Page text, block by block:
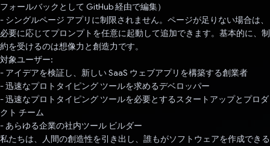
フォールバックとして GitHub 経由で編集）
- シングルページ アプリに制限されません。ページが足りない場合は、
必要に応じてプロンプトを任意に起動して追加できます。基本的に、制
約を受けるのは想像力と創造力です。
対象ユーザー:
- アイデアを検証し、新しい SaaS ウェブアプリを構築する創業者
- 迅速なプロトタイピング ツールを求めるデベロッパー
- 迅速なプロトタイピング ツールを必要とするスタートアップとプロダ
クト チーム
- あらゆる企業の社内ツール ビルダー
私たちは、人間の創造性を引き出し、誰もがソフトウェアを作成できる